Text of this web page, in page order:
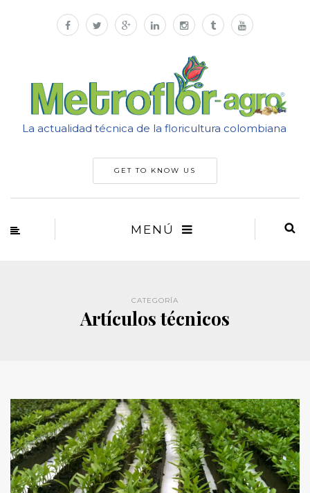
La actualidad técnica de la floricultura colombiana
GET TO KNOW US
MENÚ
CATEGORÍA
Artículos técnicos